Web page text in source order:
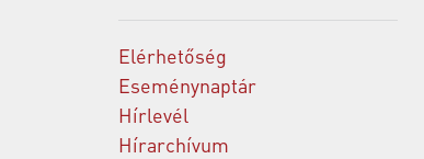
Elérhetőség
Eseménynaptár
Hírlevél
Hírarchívum